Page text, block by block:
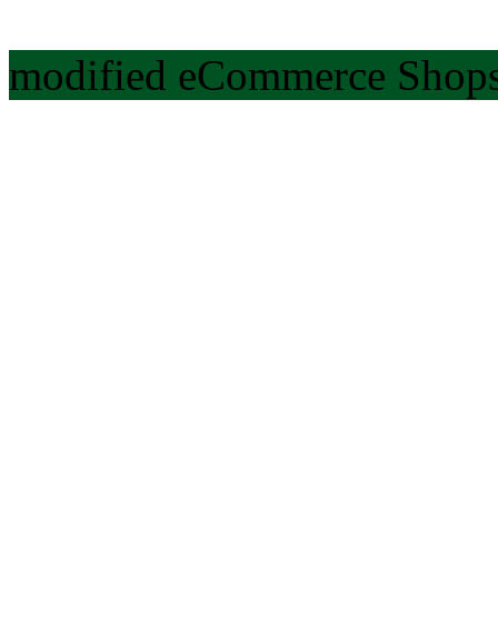
modified eCommerce